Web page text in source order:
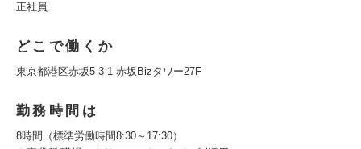
正社員
どこで働くか
東京都港区赤坂5-3-1 赤坂Bizタワー27F
勤務時間は
8時間（標準労働時間8:30～17:30）